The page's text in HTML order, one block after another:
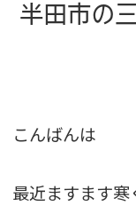
半田市の
こんばんは
最近ますます